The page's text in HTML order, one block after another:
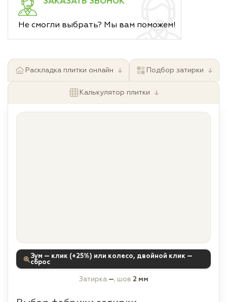
Не смогли выбрать? Мы вам поможем!
Раскладка плитки онлайн ↓ Подбор затирки ↓
Калькулятор плитки ↓
Зум — клик (+25%) или колесо, двойной клик —
сброс
Затирка —, шов 2 мм